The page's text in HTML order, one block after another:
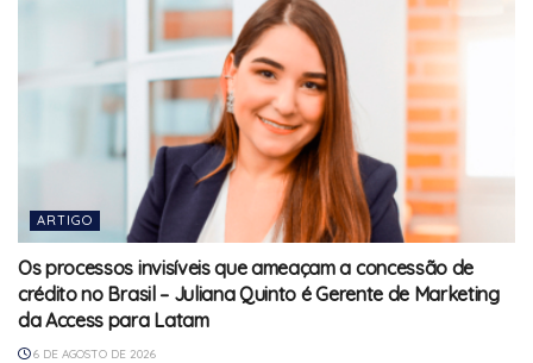
ARTIGO
Os processos invisíveis que ameaçam a concessão de
crédito no Brasil – Juliana Quinto é Gerente de Marketing
da Access para Latam
6 DE AGOSTO DE 2026